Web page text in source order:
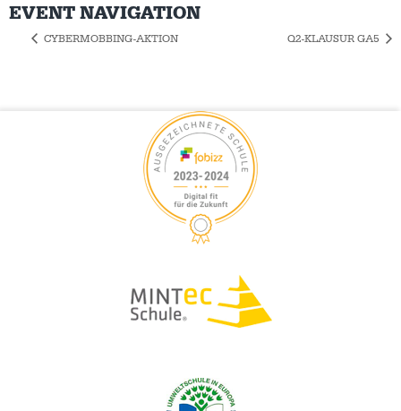
EVENT NAVIGATION
CYBERMOBBING-AKTION Q2-KLAUSUR GA5